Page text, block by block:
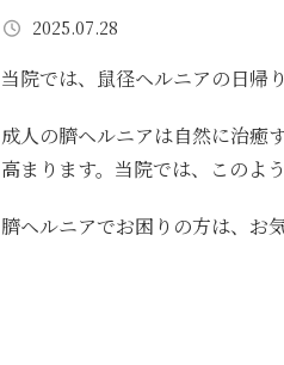
2025.07.28
当院では、鼠径ヘルニアの日帰
成人の臍ヘルニアは自然に治癒
高まります。当院では、このよ
臍ヘルニアでお困りの方は、お